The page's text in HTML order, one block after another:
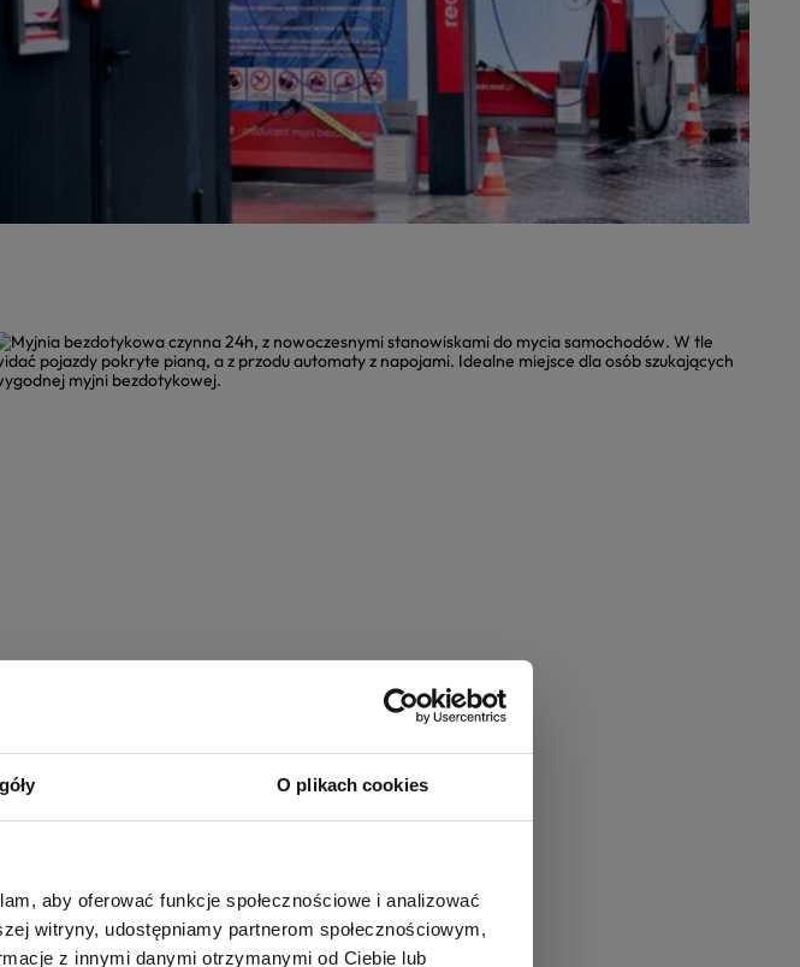
O plikach cookies
aby oferować funkcje społecznościowe i analizować
witryny, udostępniamy partnerom społecznościowym,
z innymi danymi otrzymanymi od Ciebie lub